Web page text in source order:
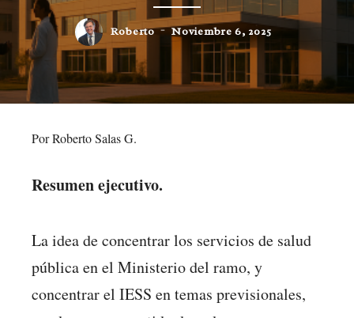
Roberto Noviembre 6, 2025
Por Roberto Salas G.
Resumen ejecutivo.
La idea de concentrar los servicios de salud
pública en el Ministerio del ramo, y
concentrar el IESS en temas previsionales,